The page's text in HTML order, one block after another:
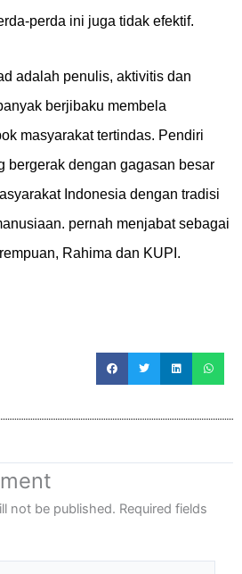
perda ini juga tidak efektif.
adalah penulis, aktivitis dan
berjibaku membela
masyarakat tertindas. Pendiri
bergerak dengan gagasan besar
Indonesia dengan tradisi
pernah menjabat sebagai
Rahima dan KUPI.
not be published. Required fields